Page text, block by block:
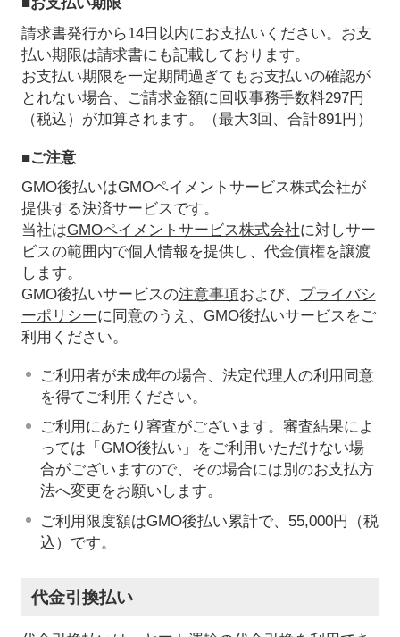
請求書発行から14日以内にお支払いください。お支
払い期限は請求書にも記載しております。
お支払い期限を一定期間過ぎてもお支払いの確認が
とれない場合、ご請求金額に回収事務手数料297円
（税込）が加算されます。（最大3回、合計891円）
■ご注意
GMO後払いはGMOペイメントサービス株式会社が
提供する決済サービスです。
当社はGMOペイメントサービス株式会社に対しサー
ビスの範囲内で個人情報を提供し、代金債権を譲渡
します。
GMO後払いサービスの注意事項および、 プライバシ
ーポリシーに同意のうえ、GMO後払いサービスをご
利用ください。
ご利用者が未成年の場合、法定代理人の利用同意
を得てご利用ください。
ご利用にあたり審査がございます。審査結果によ
っては「GMO後払い」をご利用いただけない場
合がございますので、その場合には別のお支払方
法へ変更をお願いします。
ご利用限度額はGMO後払い累計で、55,000円（税
込）です。
代金引換払い